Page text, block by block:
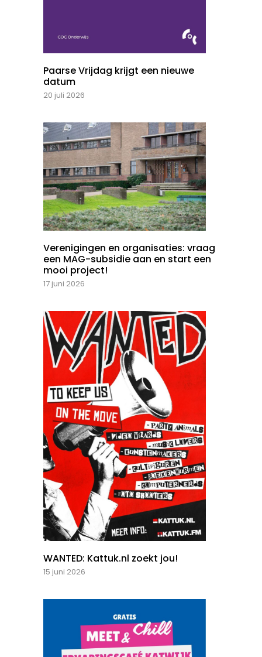
Paarse Vrijdag krijgt een nieuwe
datum
20 juli 2026
Verenigingen en organisaties: vraag
een MAG-subsidie aan en start een
mooi project!
17 juni 2026
WANTED: Kattuk.nl zoekt jou!
15 juni 2026